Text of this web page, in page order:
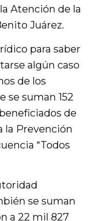
Atención de la
Juárez.
para saber
algún caso
de los
se suman 152
de
la Prevención
“Todos
se suman
a 22 mil 827